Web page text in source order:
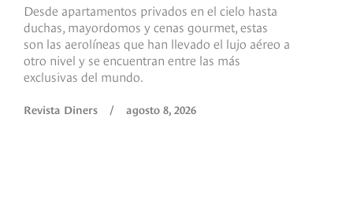
Desde apartamentos privados en el cielo hasta
duchas, mayordomos y cenas gourmet, estas
son las aerolíneas que han llevado el lujo aéreo a
otro nivel y se encuentran entre las más
exclusivas del mundo.
Revista Diners / agosto 8, 2026